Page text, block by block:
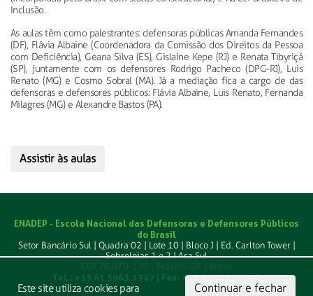
Continuar e fechar
Este site utiliza cookies para
Inclusão.
As aulas têm como palestrantes: defensoras públicas Amanda Fernandes
(DF), Flávia Albaine (Coordenadora da Comissão dos Direitos da Pessoa
com Deficiência), Geana Silva (ES), Gislaine Kepe (RJ) e Renata Tibyriçá
(SP), juntamente com os defensores Rodrigo Pacheco (DPG-RJ), Luis
Renato (MG) e Cosmo Sobral (MA). Já a mediação fica a cargo de das
defensoras e defensores públicos: Flávia Albaine, Luis Renato, Fernanda
Milagres (MG) e Alexandre Bastos (PA).
Assistir às aulas
ENADEP - Escola Nacional das Defensoras e Defensores Públicos
do Brasil
Setor Bancário Sul | Quadra 02 | Lote 10 | Bloco J | Ed. Carlton Tower |
Sobrelojas 1 e 2 | Asa Sul
CEP 70.070-120 | Brasília-DF | Brasil
Tel.: +55 61 3963.1747 | Fax: +55 61 3039.1763